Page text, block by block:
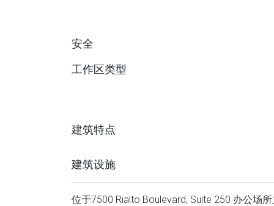
安全
工作区类型
建筑特点
建筑设施
位于7500 Rialto Boulevard, Suite 250 办公场